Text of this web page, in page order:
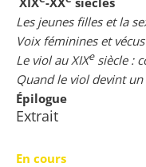
Les jeunes filles et la
Voix féminines et
Le viol au XIXesiècle :
Quand le viol devint
Épilogue
Extrait
En cours